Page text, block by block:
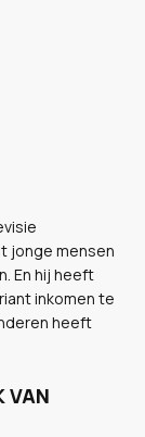
jonge mensen
En hij heeft
inkomen te
heeft
VAN